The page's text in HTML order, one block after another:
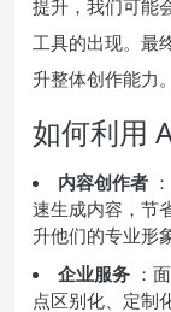
提升，我们可能
工具的出现。最
升整体创作能力。
如何利用
内容创作者
速生成内容，节
升他们的专业形
企业服务 ：
点区别化、定制